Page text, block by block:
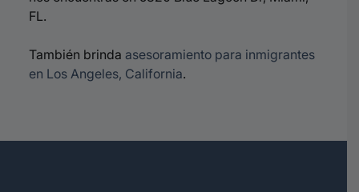
FL.
También brinda asesoramiento para inmigrantes
en Los Angeles, California.